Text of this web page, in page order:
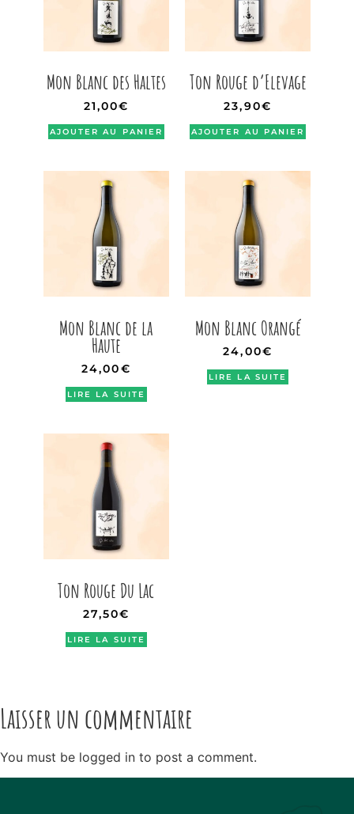
Mon Blanc des Haltes
21,00€
AJOUTER AU PANIER
Ton Rouge d’Elevage
23,90€
AJOUTER AU PANIER
Mon Blanc de la
Haute
24,00€
LIRE LA SUITE
Mon Blanc Orangé
24,00€
LIRE LA SUITE
Ton Rouge Du Lac
27,50€
LIRE LA SUITE
Laisser un commentaire
You must be logged in to post a comment.